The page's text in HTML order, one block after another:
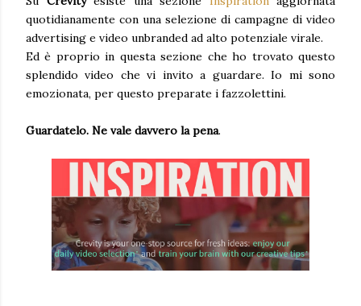
quotidianamente con una selezione di campagne di video
advertising e video unbranded ad alto potenziale virale.
Ed è proprio in questa sezione che ho trovato questo
splendido video che vi invito a guardare. Io mi sono
emozionata, per questo preparate i fazzolettini.
Guardatelo. Ne vale davvero la pena.